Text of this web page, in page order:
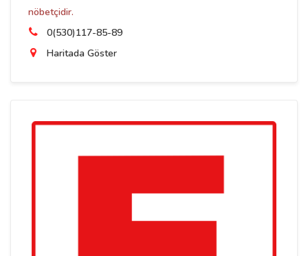
nöbetçidir.
0(530)117-85-89
Haritada Göster